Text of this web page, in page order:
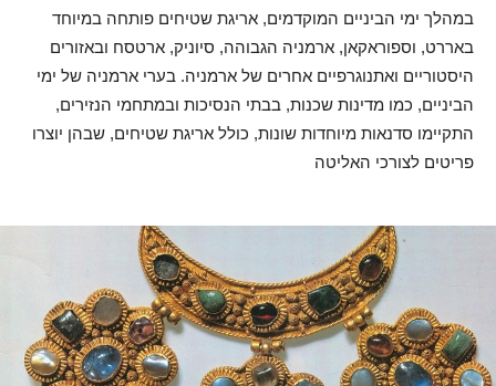
במהלך ימי הביניים המוקדמים, אריגת שטיחים פותחה במיוחד
באררט, וספוראקאן, ארמניה הגבוהה, סיוניק, ארטסח ובאזורים
היסטוריים ואתנוגרפיים אחרים של ארמניה. בערי ארמניה של ימי
הביניים, כמו מדינות שכנות, בבתי הנסיכות ובמתחמי הנזירים,
התקיימו סדנאות מיוחדות שונות, כולל אריגת שטיחים, שבהן יוצרו
פריטים לצורכי האליטה